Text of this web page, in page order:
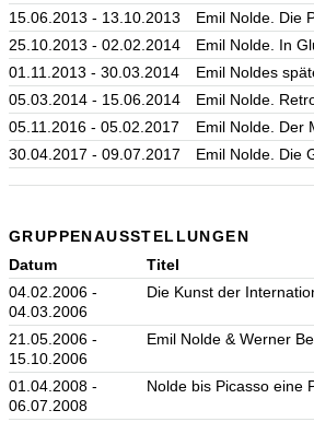
15.06.2013 - 13.10.2013
Emil Nolde. Die
25.10.2013 - 02.02.2014
Emil Nolde. In
01.11.2013 - 30.03.2014
Emil Noldes
05.03.2014 - 15.06.2014
Emil Nolde.
05.11.2016 - 05.02.2017
Emil Nolde. Der
30.04.2017 - 09.07.2017
Emil Nolde. Die
GRUPPENAUSSTELLUNGEN
Datum
Titel
04.02.2006 -
04.03.2006
Die Kunst der
21.05.2006 -
15.10.2006
Emil Nolde & Werner
01.04.2008 -
06.07.2008
Nolde bis Picasso eine